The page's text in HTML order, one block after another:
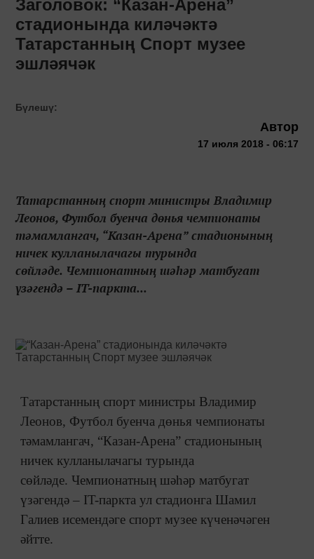
Заголовок: “Казан-Арена”
стадионында киләчәктә
Татарстанның Спорт музее
эшләячәк
Бүлешү:
Автор
17 июля 2018 - 06:17
Татарстанның спорт министры Владимир
Леонов, Футбол буенча дөнья чемпионаты
тәмамлангач, “Казан-Арена” стадионының
ничек кулланылачагы турында
сөйләде. Чемпионатның шәһәр матбугат
үзәгендә – IT-паркта...
Татарстанның спорт министры Владимир
Леонов, Футбол буенча дөнья чемпионаты
тәмамлангач, “Казан-Арена” стадионының
ничек кулланылачагы турында
сөйләде. Чемпионатның шәһәр матбугат
үзәгендә – IT-паркта ул стадионга Шамил
Галиев исемендәге спорт музее күченәчәген
әйтте.